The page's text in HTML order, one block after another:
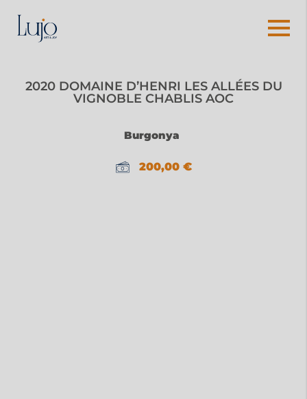
2020 DOMAINE D’HENRI LES ALLÉES DU
VIGNOBLE CHABLIS AOC
Burgonya
200,00 €